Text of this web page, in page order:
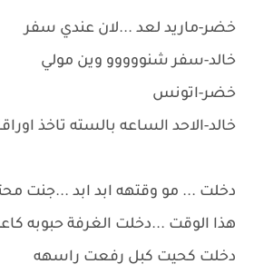
خضر-ماريد لعد ...لان عندي سفر
خالد-سفر شنووووو وين مولي
خضر-اتونس
خالد-الاحد الساعه بالسته تاخذ
دخلت ... مو وقتهه ابد ابد ...جنت
هذا الوقت ...دخلت الغرفة حبوبه
دخلت كحيت كبل رفعت راسهه